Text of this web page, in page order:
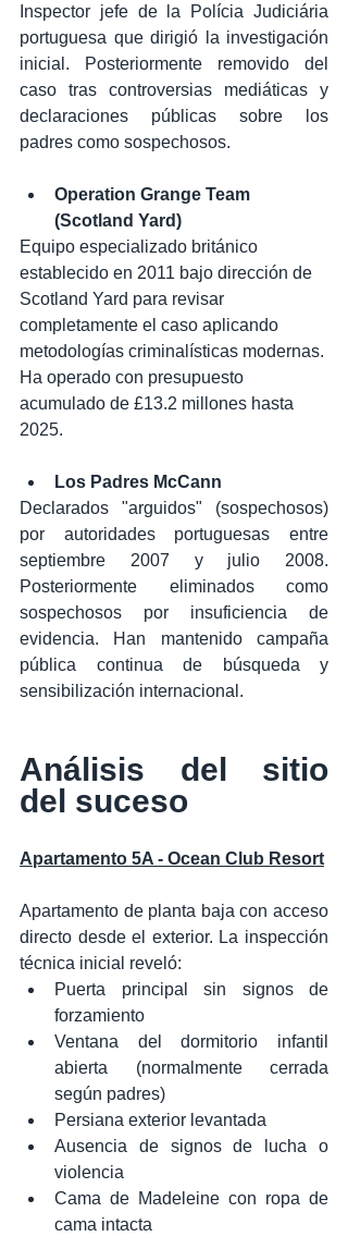
Inspector jefe de la Polícia Judiciária
portuguesa que dirigió la investigación
inicial. Posteriormente removido del
caso tras controversias mediáticas y
declaraciones públicas sobre los
padres como sospechosos.
Operation Grange Team
(Scotland Yard)
Equipo especializado británico
establecido en 2011 bajo dirección de
Scotland Yard para revisar
completamente el caso aplicando
metodologías criminalísticas modernas.
Ha operado con presupuesto
acumulado de £13.2 millones hasta
2025.
Los Padres McCann
Declarados "arguidos" (sospechosos)
por autoridades portuguesas entre
septiembre 2007 y julio 2008.
Posteriormente eliminados como
sospechosos por insuficiencia de
evidencia. Han mantenido campaña
pública continua de búsqueda y
sensibilización internacional.
Análisis del sitio
del suceso
Apartamento 5A - Ocean Club Resort
Apartamento de planta baja con acceso
directo desde el exterior. La inspección
técnica inicial reveló:
Puerta principal sin signos de
forzamiento
Ventana del dormitorio infantil
abierta (normalmente cerrada
según padres)
Persiana exterior levantada
Ausencia de signos de lucha o
violencia
Cama de Madeleine con ropa de
cama intacta